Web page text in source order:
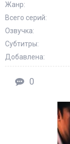
Жанр:
Всего серий:
Озвучка:
Субтитры:
Добавлена:
0